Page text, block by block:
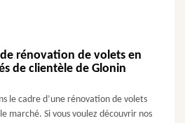
rénovation de volets en
de clientèle de Glonin
le cadre d’une rénovation de volets
marché. Si vous voulez découvrir nos